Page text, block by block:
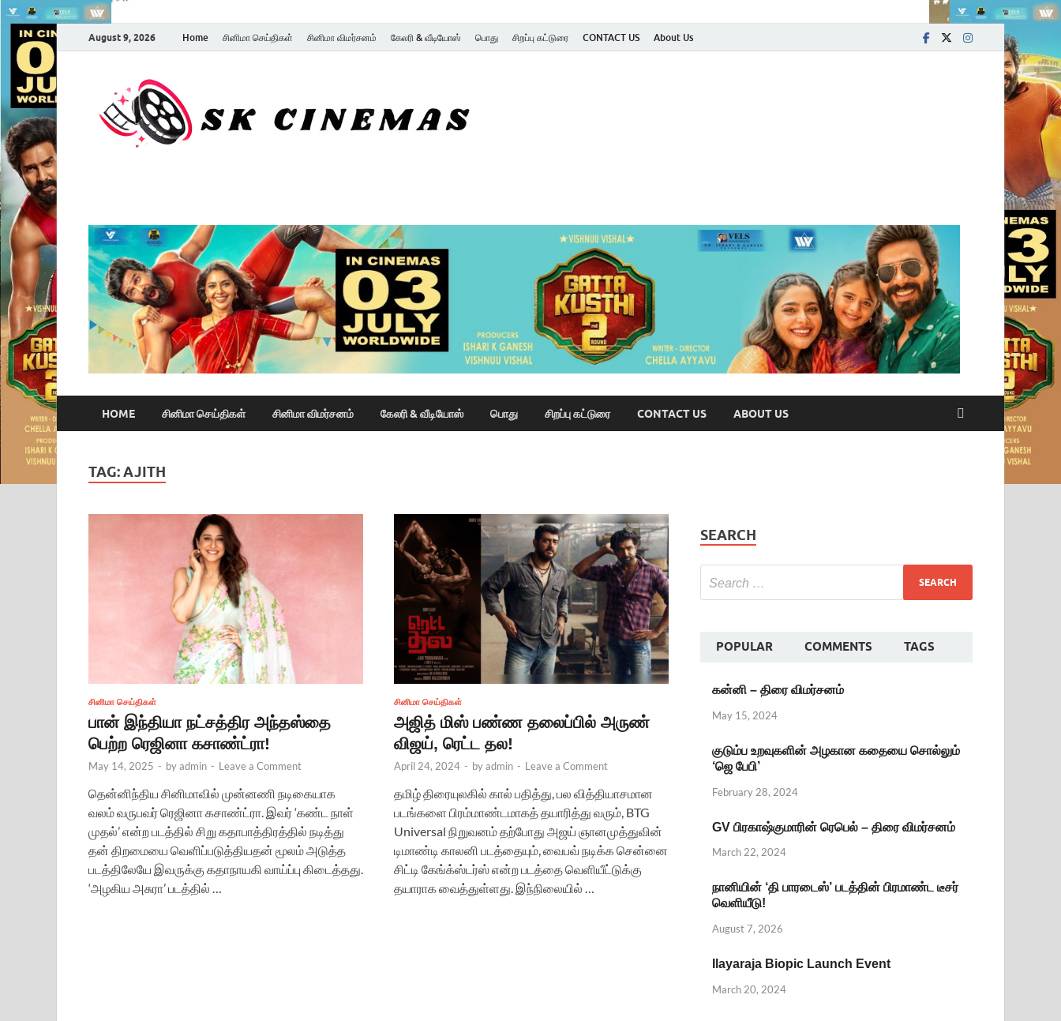
August 9, 2026 Home சினிமா செய்திகள் சினிமா விமர்சனம் கேலரி & வீடியோஸ் பொது சிறப்பு கட்டுரை CONTACT US About Us
HOME சினிமா செய்திகள் சினிமா விமர்சனம் கேலரி & வீடியோஸ் பொது சிறப்பு கட்டுரை CONTACT US ABOUT US
TAG:AJITH
சினிமா செய்திகள்
பான் இந்தியா நட்சத்திர அந்தஸ்தை
பெற்ற ரெஜினா கசாண்ட்ரா!
May 14, 2025 - byadmin - Leave a Comment
தென்னிந்திய சினிமாவில் முன்னணி நடிகையாக
வலம் வருபவர் ரெஜினா கசாண்ட்ரா. இவர் ‘கண்ட நாள்
முதல்’ என்ற படத்தில் சிறு கதாபாத்திரத்தில் நடித்து
தன் திறமையை வெளிப்படுத்தியதன் மூலம் அடுத்த
படத்திலேயே இவருக்கு கதாநாயகி வாய்ப்பு கிடைத்தது.
‘அழகிய அசுரா’ படத்தில் …
சினிமா செய்திகள்
அஜித் மிஸ் பண்ண தலைப்பில் அருண்
விஜய், ரெட்ட தல!
April 24, 2024 - byadmin - Leave a Comment
தமிழ் திரையுலகில் கால் பதித்து, பல வித்தியாசமான
படங்களை பிரம்மாண்டமாகத் தயாரித்து வரும், BTG
Universal நிறுவனம் தற்போது அஜய் ஞானமுத்துவின்
டிமாண்டி காலனி படத்தையும், வைபவ் நடிக்க சென்னை
சிட்டி கேங்க்ஸ்டர்ஸ் என்ற படத்தை வெளியீட்டுக்கு
தயாராக வைத்துள்ளது. இந்நிலையில் …
SEARCH
POPULAR COMMENTS TAGS
கன்னி – திரை விமர்சனம்
May 15, 2024
குடும்ப உறவுகளின் அழகான கதையை சொல்லும்
‘ஜெ பேபி’
February 28, 2024
GV பிரகாஷ்குமாரின் ரெபெல் – திரை விமர்சனம்
March 22, 2024
நானியின் ‘தி பாரடைஸ்’ படத்தின் பிரமாண்ட டீசர்
வெளியீடு!
August 7, 2026
Ilayaraja Biopic Launch Event
March 20, 2024